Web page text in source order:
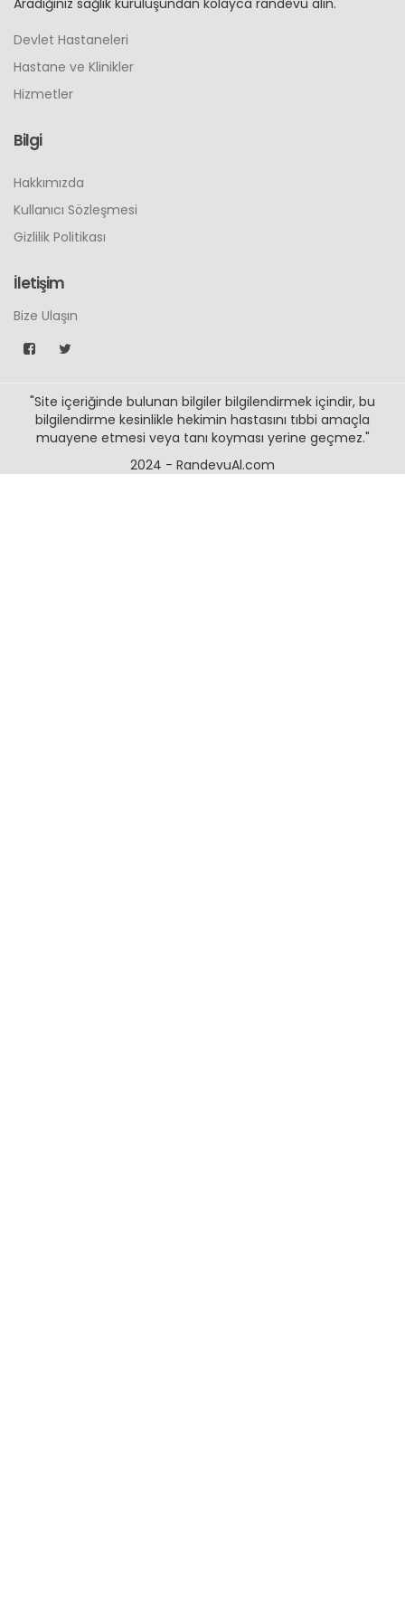
Aradığınız sağlık kuruluşundan kolayca randevu alın.
Devlet Hastaneleri
Hastane ve Klinikler
Hizmetler
Bilgi
Hakkımızda
Kullanıcı Sözleşmesi
Gizlilik Politikası
İletişim
Bize Ulaşın
"Site içeriğinde bulunan bilgiler bilgilendirmek içindir, bu
bilgilendirme kesinlikle hekimin hastasını tıbbi amaçla
muayene etmesi veya tanı koyması yerine geçmez."
2024 - RandevuAl.com